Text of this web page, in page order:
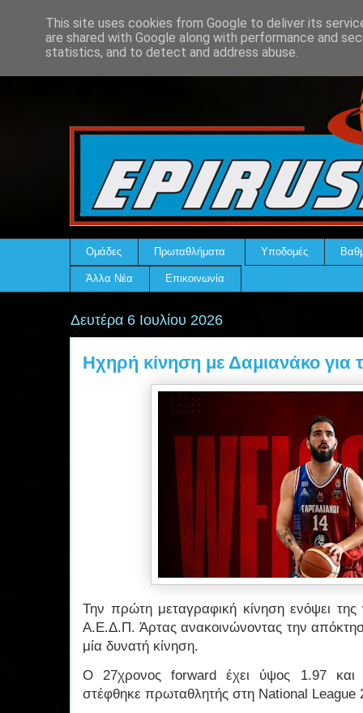
Ομάδες Πρωταθλήματα Υποδομές
Άλλα Νέα Επικοινωνία
Δευτέρα 6 Ιουλίου 2026
Ηχηρή κίνηση με Δαμιανάκο
Την πρώτη μεταγραφική κίνηση ενόψει
Α.Ε.Δ.Π. Άρτας ανακοινώνοντας την
μία δυνατή κίνηση.
Ο 27χρονος forward έχει ύψος 1.97
στέφθηκε πρωταθλητής στη National League
This site uses cookies from Google to deliver its
are shared with Google along with performance and
statistics, and to detect and address abuse.